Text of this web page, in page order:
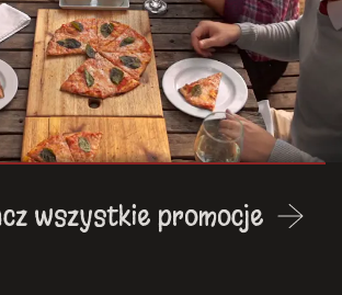
wszystkie promocje